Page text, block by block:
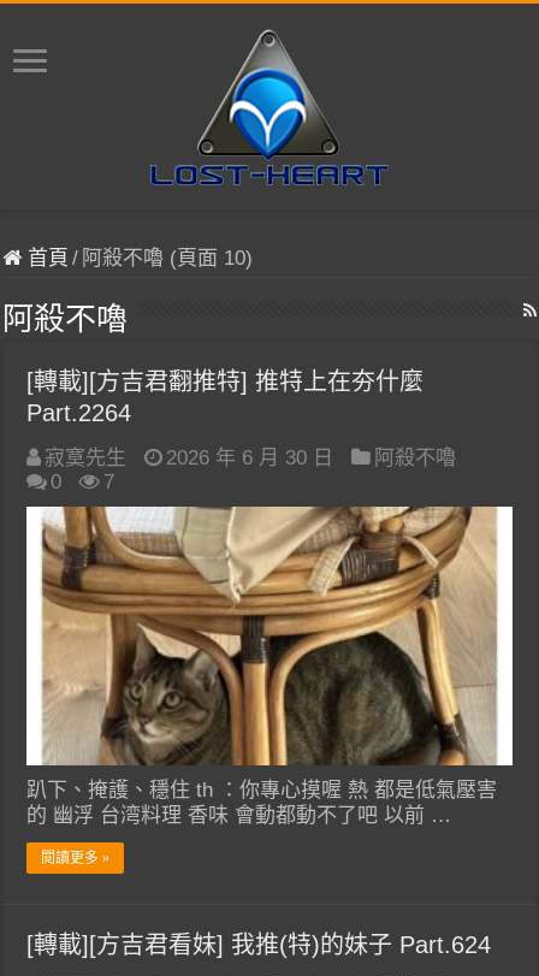
首頁 / 阿殺不嚕 (頁面 10)
阿殺不嚕
[轉載][方吉君翻推特] 推特上在夯什麼
Part.2264
寂寞先生 2026 年 6 月 30 日
阿殺不嚕
0
7
趴下、掩護、穩住 th ：你專心摸喔 熱 都是低氣壓害
的 幽浮 台湾料理 香味 會動都動不了吧 以前 …
閱讀更多 »
[轉載][方吉君看妹] 我推(特)的妹子 Part.624